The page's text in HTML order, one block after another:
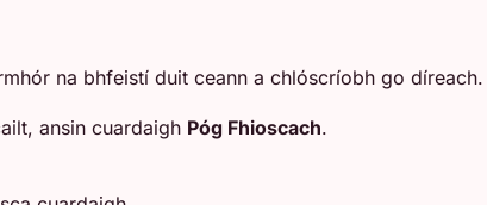
na bhfeistí duit ceann a chlóscríobh go díreach.
ansin cuardaigh Póg Fhioscach.